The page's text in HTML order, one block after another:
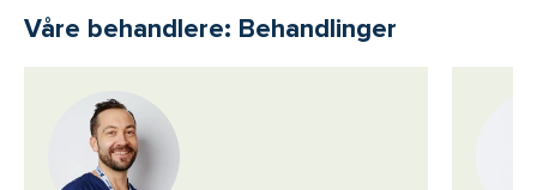
Våre behandlere: Behandlinger